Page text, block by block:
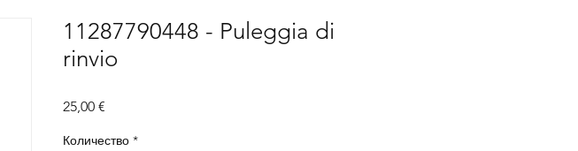
11287790448 - Puleggia di
rinvio
25,00 €
Количество *